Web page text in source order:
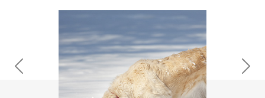
Previous Next